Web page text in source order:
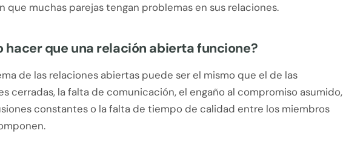
que muchas parejas tengan problemas en sus relaciones.
hacer que una relación abierta funcione?
de las relaciones abiertas puede ser el mismo que el de las
cerradas, la falta de comunicación, el engaño al compromiso asumido,
constantes o la falta de tiempo de calidad entre los miembros